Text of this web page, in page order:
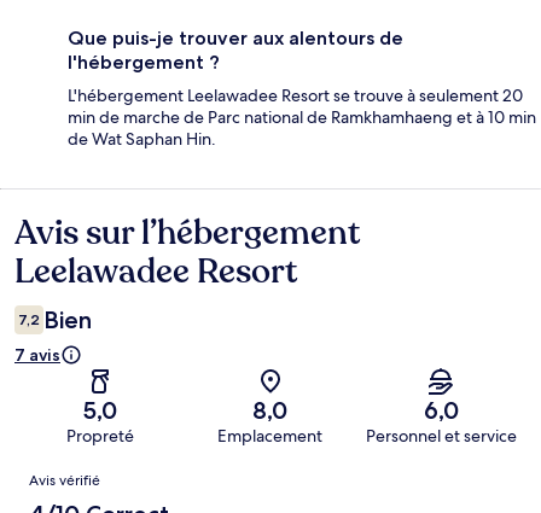
Que puis-je trouver aux alentours de
l'hébergement ?
L'hébergement Leelawadee Resort se trouve à seulement 20
min de marche de Parc national de Ramkhamhaeng et à 10 min
de Wat Saphan Hin.
Avis
Avis sur l’hébergement
Leelawadee Resort
7,2 Bien
7 avis
5,0
Propreté
8,0
Emplacement
6,0
Personnel et service
Avis
Avis vérifié